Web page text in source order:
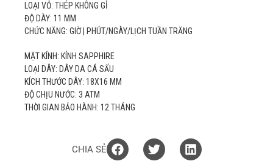
LOẠI VỎ: THÉP KHÔNG GỈ
ĐỘ DÀY: 11 MM
CHỨC NĂNG: GIỜ | PHÚT/NGÀY/LỊCH TUẦN TRĂNG
MẶT KÍNH: KÍNH SAPPHIRE
LOẠI DÂY: DÂY DA CÁ SẤU
KÍCH THƯỚC DÂY: 18X16 MM
ĐỘ CHỊU NƯỚC: 3 ATM
THỜI GIAN BẢO HÀNH: 12 THÁNG
CHIA SẺ